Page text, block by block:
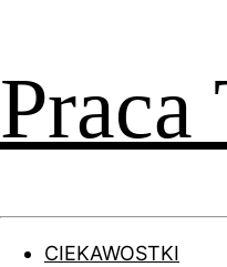
Praca
CIEKAWOSTKI